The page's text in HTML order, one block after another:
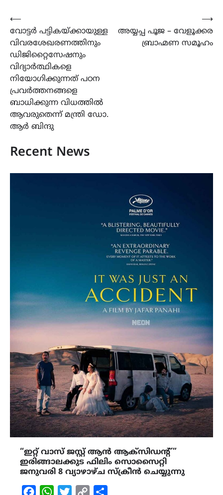
Post
navigation
⟵
വോട്ടർ പട്ടികയ്ക്കായുള്ള
വിവരശേഖരണത്തിനും
ഡിജിറ്റൈസേഷനും
വിദ്യാർത്ഥികളെ
നിയോഗിക്കുന്നത് പഠന
പ്രവർത്തനങ്ങളെ
ബാധിക്കുന്ന വിധത്തിൽ
ആവരുതെന്ന് മന്ത്രി ഡോ.
ആർ ബിന്ദു
അയ്യപ്പ പൂജ – വേളൂക്കര
ബ്രാഹ്മണ സമൂഹം
⟶
Recent News
“ഇറ്റ് വാസ് ജസ്റ്റ് ആൻ ആക്സിഡൻ്റ് ”
ഇരിങ്ങാലക്കുട ഫിലിം സൊസൈറ്റി
ജനുവരി 8 വ്യാഴാഴ്ച സ്ക്രീൻ ചെയ്യുന്നു
FacebookWhatsAppTwitterCopy